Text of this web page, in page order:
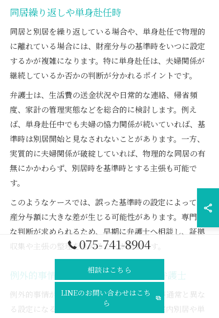
同居繰り返しや単身赴任時
同居と別居を繰り返している場合や、単身赴任で物理的
に離れている場合には、財産分与の基準時をいつに設定
するかが複雑になります。特に単身赴任は、夫婦関係が
継続しているか否かの判断が分かれるポイントです。
弁護士は、生活費の送金状況や日常的な連絡、帰省頻
度、家計の管理実態などを総合的に検討します。例え
ば、単身赴任中でも夫婦の協力関係が続いていれば、基
準時は別居開始と見なされないことがあります。一方、
実質的に夫婦関係が破綻していれば、物理的な同居の有
無にかかわらず、別居時を基準時とする主張も可能で
す。
このようなケースでは、誤った基準時の設定によって財
産分与額に大きな差が生じる可能性があります。専門的
な判断が求められるため、早期に弁護士へ相談し、証拠
収集や主張の整理を進めることが重要です。
例外的事情が基準時に及ぼす影響と弁護士
例外的事情がある場合、財産分与の基準時が通常と異な
る設定になることがあります。例えば、家庭内別居や単
075-741-8904
相談はこちら
LINEのお問い合わせはこち
ら